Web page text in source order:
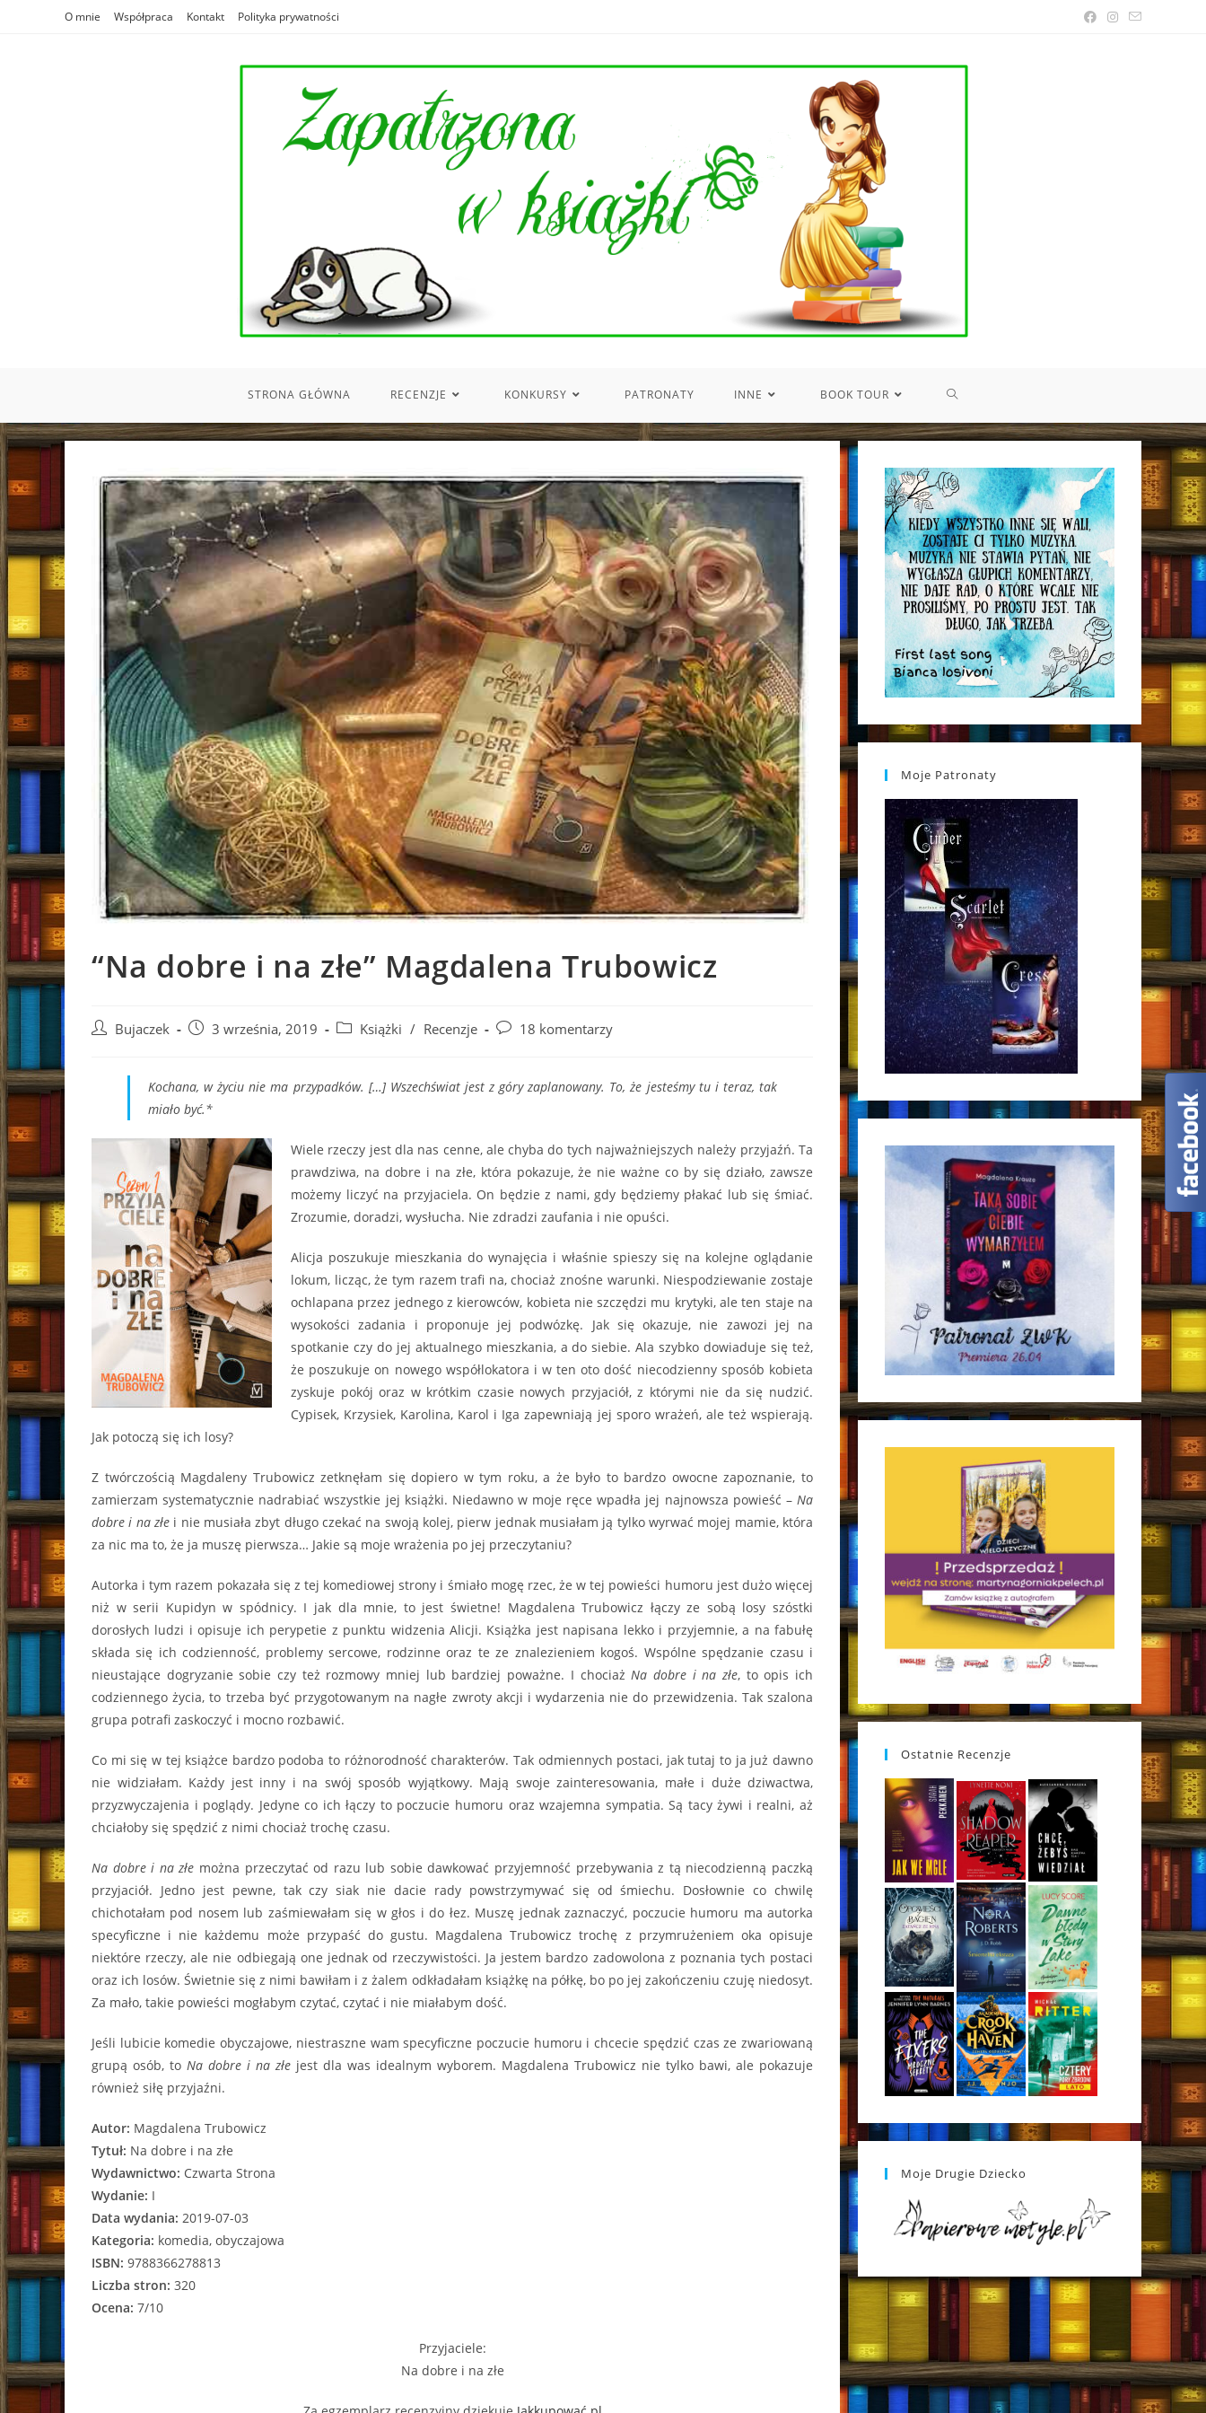
O mnie Współpraca Kontakt Polityka prywatności
STRONA GŁÓWNA RECENZJE KONKURSY PATRONATY INNE BOOK TOUR TOGGLE
SEARCH
“Na dobre i na złe” Magdalena Trubowicz
Post Bujaczek
Post 3 września, 2019
Post Książki / Recenzje
Post 18 komentarzy
Kochana, w życiu nie ma przypadków. […] Wszechświat jest z góry zaplanowany. To, że jesteśmy tu i teraz, tak
miało być.*
Wiele rzeczy jest dla nas cenne, ale chyba do tych najważniejszych należy przyjaźń. Ta
prawdziwa, na dobre i na złe, która pokazuje, że nie ważne co by się działo, zawsze
możemy liczyć na przyjaciela. On będzie z nami, gdy będziemy płakać lub się śmiać.
Zrozumie, doradzi, wysłucha. Nie zdradzi zaufania i nie opuści.
Alicja poszukuje mieszkania do wynajęcia i właśnie spieszy się na kolejne oglądanie
lokum, licząc, że tym razem trafi na, chociaż znośne warunki. Niespodziewanie zostaje
ochlapana przez jednego z kierowców, kobieta nie szczędzi mu krytyki, ale ten staje na
wysokości zadania i proponuje jej podwózkę. Jak się okazuje, nie zawozi jej na
spotkanie czy do jej aktualnego mieszkania, a do siebie. Ala szybko dowiaduje się też,
że poszukuje on nowego współlokatora i w ten oto dość niecodzienny sposób kobieta
zyskuje pokój oraz w krótkim czasie nowych przyjaciół, z którymi nie da się nudzić.
Cypisek, Krzysiek, Karolina, Karol i Iga zapewniają jej sporo wrażeń, ale też wspierają.
Jak potoczą się ich losy?
Z twórczością Magdaleny Trubowicz zetknęłam się dopiero w tym roku, a że było to bardzo owocne zapoznanie, to
zamierzam systematycznie nadrabiać wszystkie jej książki. Niedawno w moje ręce wpadła jej najnowsza powieść – Na
dobre i na złe i nie musiała zbyt długo czekać na swoją kolej, pierw jednak musiałam ją tylko wyrwać mojej mamie, która
za nic ma to, że ja muszę pierwsza… Jakie są moje wrażenia po jej przeczytaniu?
Autorka i tym razem pokazała się z tej komediowej strony i śmiało mogę rzec, że w tej powieści humoru jest dużo więcej
niż w serii Kupidyn w spódnicy. I jak dla mnie, to jest świetne! Magdalena Trubowicz łączy ze sobą losy szóstki
dorosłych ludzi i opisuje ich perypetie z punktu widzenia Alicji. Książka jest napisana lekko i przyjemnie, a na fabułę
składa się ich codzienność, problemy sercowe, rodzinne oraz te ze znalezieniem kogoś. Wspólne spędzanie czasu i
nieustające dogryzanie sobie czy też rozmowy mniej lub bardziej poważne. I chociaż Na dobre i na złe, to opis ich
codziennego życia, to trzeba być przygotowanym na nagłe zwroty akcji i wydarzenia nie do przewidzenia. Tak szalona
grupa potrafi zaskoczyć i mocno rozbawić.
Co mi się w tej książce bardzo podoba to różnorodność charakterów. Tak odmiennych postaci, jak tutaj to ja już dawno
nie widziałam. Każdy jest inny i na swój sposób wyjątkowy. Mają swoje zainteresowania, małe i duże dziwactwa,
przyzwyczajenia i poglądy. Jedyne co ich łączy to poczucie humoru oraz wzajemna sympatia. Są tacy żywi i realni, aż
chciałoby się spędzić z nimi chociaż trochę czasu.
Na dobre i na złe można przeczytać od razu lub sobie dawkować przyjemność przebywania z tą niecodzienną paczką
przyjaciół. Jedno jest pewne, tak czy siak nie dacie rady powstrzymywać się od śmiechu. Dosłownie co chwilę
chichotałam pod nosem lub zaśmiewałam się w głos i do łez. Muszę jednak zaznaczyć, poczucie humoru ma autorka
specyficzne i nie każdemu może przypaść do gustu. Magdalena Trubowicz trochę z przymrużeniem oka opisuje
niektóre rzeczy, ale nie odbiegają one jednak od rzeczywistości. Ja jestem bardzo zadowolona z poznania tych postaci
oraz ich losów. Świetnie się z nimi bawiłam i z żalem odkładałam książkę na półkę, bo po jej zakończeniu czuję niedosyt.
Za mało, takie powieści mogłabym czytać, czytać i nie miałabym dość.
Jeśli lubicie komedie obyczajowe, niestraszne wam specyficzne poczucie humoru i chcecie spędzić czas ze zwariowaną
grupą osób, to Na dobre i na złe jest dla was idealnym wyborem. Magdalena Trubowicz nie tylko bawi, ale pokazuje
również siłę przyjaźni.
Autor: Magdalena Trubowicz
Tytuł: Na dobre i na złe
Wydawnictwo: Czwarta Strona
Wydanie: I
Data wydania: 2019-07-03
Kategoria: komedia, obyczajowa
ISBN: 9788366278813
Liczba stron: 320
Ocena: 7/10
Przyjaciele:
Na dobre i na złe
Moje Patronaty
Ostatnie Recenzje
Moje Drugie Dziecko